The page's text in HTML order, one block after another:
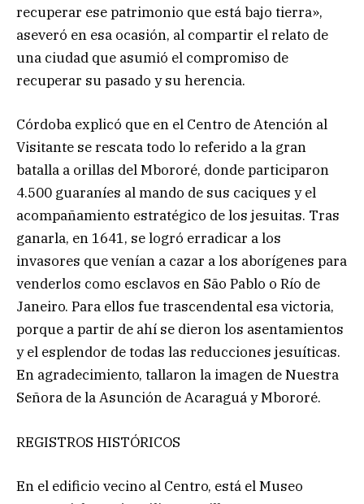
recuperar ese patrimonio que está bajo tierra»,
aseveró en esa ocasión, al compartir el relato de
una ciudad que asumió el compromiso de
recuperar su pasado y su herencia.
Córdoba explicó que en el Centro de Atención al
Visitante se rescata todo lo referido a la gran
batalla a orillas del Mbororé, donde participaron
4.500 guaraníes al mando de sus caciques y el
acompañamiento estratégico de los jesuitas. Tras
ganarla, en 1641, se logró erradicar a los
invasores que venían a cazar a los aborígenes para
venderlos como esclavos en São Pablo o Río de
Janeiro. Para ellos fue trascendental esa victoria,
porque a partir de ahí se dieron los asentamientos
y el esplendor de todas las reducciones jesuíticas.
En agradecimiento, tallaron la imagen de Nuestra
Señora de la Asunción de Acaraguá y Mbororé.
REGISTROS HISTÓRICOS
En el edificio vecino al Centro, está el Museo